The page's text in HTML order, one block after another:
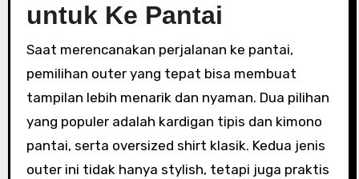
untuk Ke Pantai
Saat merencanakan perjalanan ke pantai,
pemilihan outer yang tepat bisa membuat
tampilan lebih menarik dan nyaman. Dua pilihan
yang populer adalah kardigan tipis dan kimono
pantai, serta oversized shirt klasik. Kedua jenis
outer ini tidak hanya stylish, tetapi juga praktis